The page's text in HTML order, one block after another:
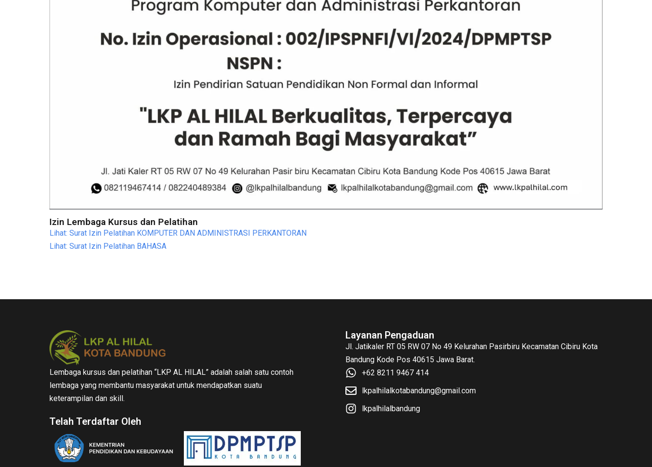
Izin Lembaga Kursus dan Pelatihan
Lihat: Surat Izin Pelatihan KOMPUTER DAN ADMINISTRASI PERKANTORAN
Lihat: Surat Izin Pelatihan BAHASA
Lembaga kursus dan pelatihan “LKP AL HILAL” adalah salah satu contoh
lembaga yang membantu masyarakat untuk mendapatkan suatu
keterampilan dan skill.
Telah Terdaftar Oleh
Layanan Pengaduan
Jl. Jatikaler RT 05 RW 07 No 49 Kelurahan Pasirbiru Kecamatan Cibiru Kota
Bandung Kode Pos 40615 Jawa Barat.
+62 8211 9467 414
lkpalhilalkotabandung@gmail.com
lkpalhilalbandung